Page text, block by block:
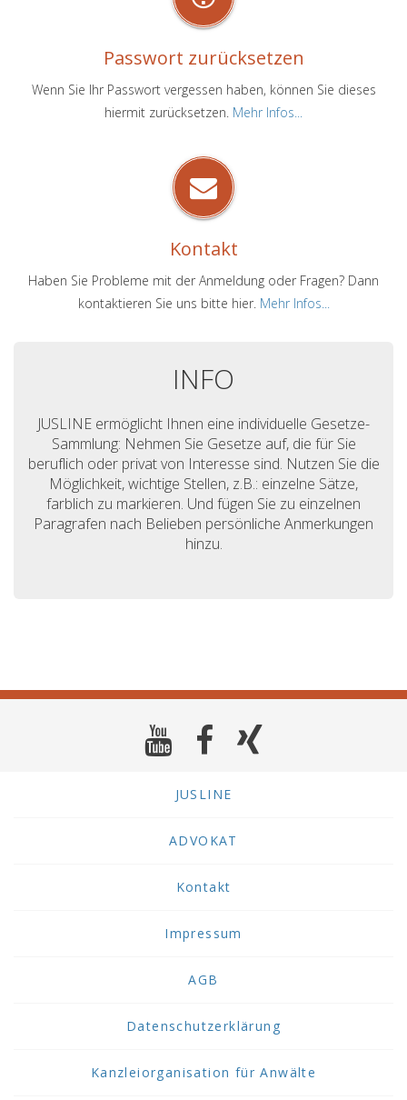
Passwort zurücksetzen
Wenn Sie Ihr Passwort vergessen haben, können Sie dieses
hiermit zurücksetzen. Mehr Infos...
Kontakt
Haben Sie Probleme mit der Anmeldung oder Fragen? Dann
kontaktieren Sie uns bitte hier. Mehr Infos...
INFO
JUSLINE ermöglicht Ihnen eine individuelle Gesetze-
Sammlung: Nehmen Sie Gesetze auf, die für Sie
beruflich oder privat von Interesse sind. Nutzen Sie die
Möglichkeit, wichtige Stellen, z.B.: einzelne Sätze,
farblich zu markieren. Und fügen Sie zu einzelnen
Paragrafen nach Belieben persönliche Anmerkungen
hinzu.
JUSLINE
ADVOKAT
Kontakt
Impressum
AGB
Datenschutzerklärung
Kanzleiorganisation für Anwälte